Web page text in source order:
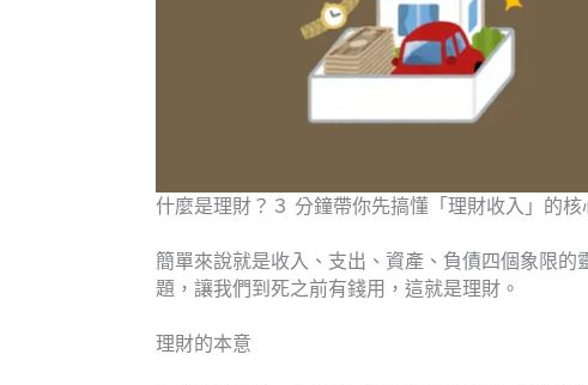
什麼是理財？３ 分鐘帶你先搞懂「理財收入」的
簡單來說就是收入、支出、資產、負債四個象限
題，讓我們到死之前有錢用，這就是理財。
理財的本意